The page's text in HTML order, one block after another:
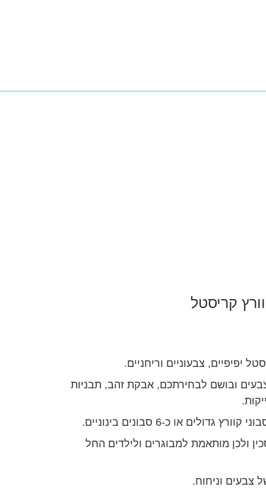
קריסטל
יפיפיים, צבעוניים וריחניים.
כוללת סבון גולמי, 3 צבעים ובושם לבחירתכם, אבקת זהב, תבניות
ולכן מותאמת למבוגרים ולילדים החל
צבעים וניחוח.